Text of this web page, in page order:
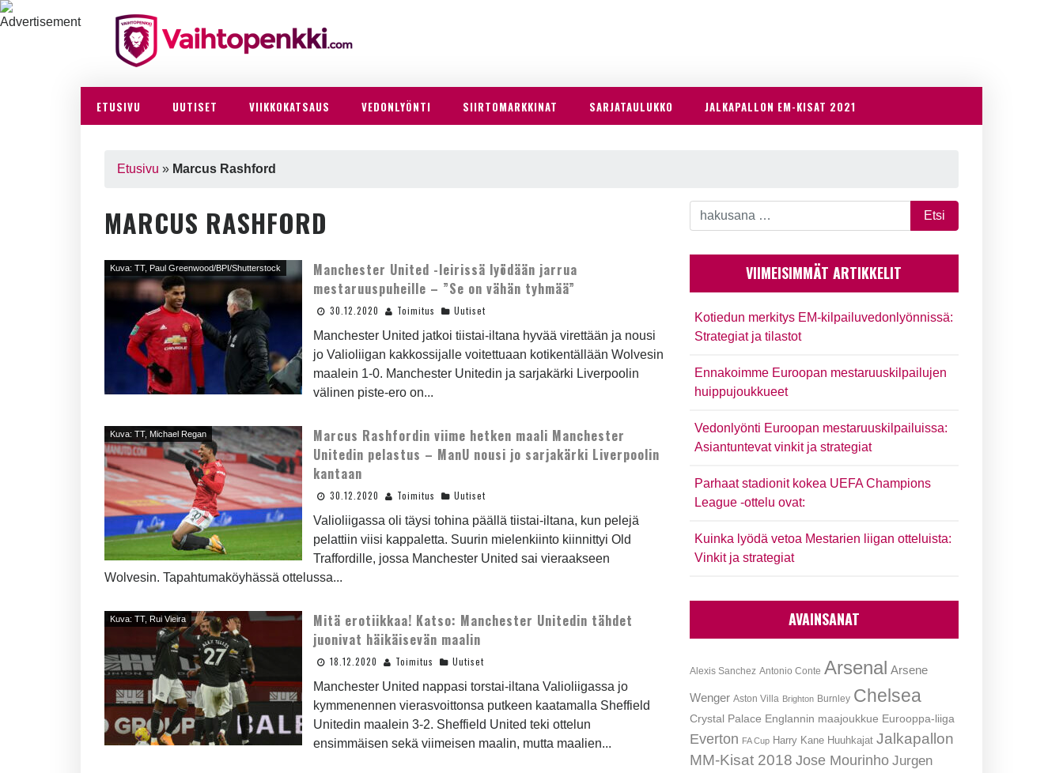
ETUSIVU UUTISET VIIKKOKATSAUS VEDONLYÖNTI SIIRTOMARKKINAT SARJATAULUKKO JALKAPALLON EM-KISAT 2021
Etusivu » Marcus Rashford
MARCUS RASHFORD
Kuva: TT, Paul Greenwood/BPI/Shutterstock
Manchester United -leirissä lyödään jarrua
mestaruuspuheille – ”Se on vähän tyhmää”
30.12.2020 Toimitus Uutiset
Manchester United jatkoi tiistai-iltana hyvää virettään ja nousi
jo Valioliigan kakkossijalle voitettuaan kotikentällään Wolvesin
maalein 1-0. Manchester Unitedin ja sarjakärki Liverpoolin
välinen piste-ero on...
Kuva: TT, Michael Regan
Marcus Rashfordin viime hetken maali Manchester
Unitedin pelastus – ManU nousi jo sarjakärki Liverpoolin
kantaan
30.12.2020 Toimitus Uutiset
Valioliigassa oli täysi tohina päällä tiistai-iltana, kun pelejä
pelattiin viisi kappaletta. Suurin mielenkiinto kiinnittyi Old
Traffordille, jossa Manchester United sai vieraakseen
Wolvesin. Tapahtumaköyhässä ottelussa...
Kuva: TT, Rui Vieira
Mitä erotiikkaa! Katso: Manchester Unitedin tähdet
juonivat häikäisevän maalin
18.12.2020 Toimitus Uutiset
Manchester United nappasi torstai-iltana Valioliigassa jo
kymmenennen vierasvoittonsa putkeen kaatamalla Sheffield
Unitedin maalein 3-2. Sheffield United teki ottelun
ensimmäisen sekä viimeisen maalin, mutta maalien...
VIIMEISIMMÄT ARTIKKELIT
Kotiedun merkitys EM-kilpailuvedonlyönnissä:
Strategiat ja tilastot
Ennakoimme Euroopan mestaruuskilpailujen
huippujoukkueet
Vedonlyönti Euroopan mestaruuskilpailuissa:
Asiantuntevat vinkit ja strategiat
Parhaat stadionit kokea UEFA Champions
League -ottelu ovat:
Kuinka lyödä vetoa Mestarien liigan otteluista:
Vinkit ja strategiat
AVAINSANAT
Alexis Sanchez Antonio Conte Arsenal Arsene
Wenger Aston Villa Brighton Burnley Chelsea
Crystal Palace Englannin maajoukkue Eurooppa-liiga
Everton FA Cup Harry Kane Huuhkajat Jalkapallon
MM-Kisat 2018 Jose Mourinho Jurgen